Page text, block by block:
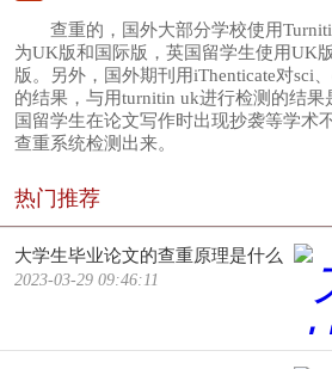
查重的，国外大部分学校使用
为UK版和国际版，英国留学生使用UK
版。另外，国外期刊用iThenticate对sci
的结果，与用turnitin uk进行检测的结
国留学生在论文写作时出现抄袭等学术
查重系统检测出来。
热门推荐
大学生毕业论文的查重原理是什么
2023-03-29 09:46:11